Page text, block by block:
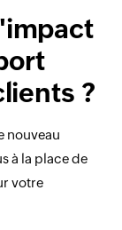
?
nouveau
à la place de
votre